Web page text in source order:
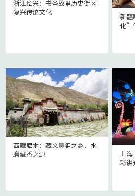
浙江绍兴：书圣故里历史街区
复兴传统文化
新疆
化”
西藏尼木：藏文鼻祖之乡，水
磨藏香之源
上
彩讲